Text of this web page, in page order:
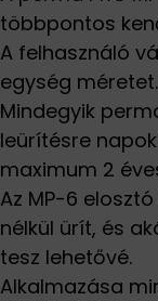
többpontos
A felhasználó
egység méretet.
Mindegyik
leürítésre
maximum 2
Az MP-6
nélkül ürít, és
tesz lehetővé.
Alkalmazása